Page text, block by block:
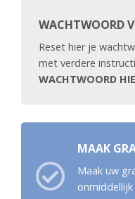
WACHTWOORD
Reset hier je
met verdere
WACHTWOORD
MAAK
Maak uw